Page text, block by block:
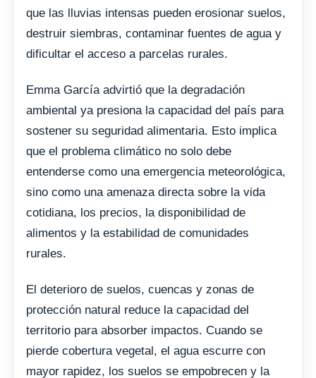
que las lluvias intensas pueden erosionar suelos,
destruir siembras, contaminar fuentes de agua y
dificultar el acceso a parcelas rurales.
Emma García advirtió que la degradación
ambiental ya presiona la capacidad del país para
sostener su seguridad alimentaria. Esto implica
que el problema climático no solo debe
entenderse como una emergencia meteorológica,
sino como una amenaza directa sobre la vida
cotidiana, los precios, la disponibilidad de
alimentos y la estabilidad de comunidades
rurales.
El deterioro de suelos, cuencas y zonas de
protección natural reduce la capacidad del
territorio para absorber impactos. Cuando se
pierde cobertura vegetal, el agua escurre con
mayor rapidez, los suelos se empobrecen y la